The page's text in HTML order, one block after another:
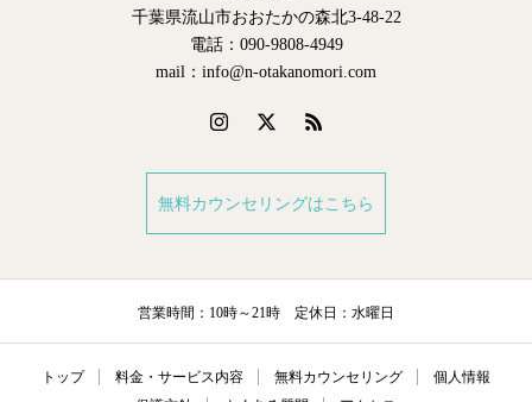
千葉県流山市おおたかの森北3-48-22
電話：090-9808-4949
mail：info@n-otakanomori.com
無料カウンセリングはこちら
営業時間：10時～21時 定休日：水曜日
トップ 料金・サービス内容 無料カウンセリング
個人情報